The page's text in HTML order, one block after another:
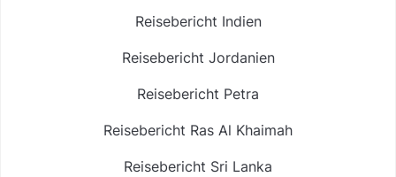
Reisebericht Indien
Reisebericht Jordanien
Reisebericht Petra
Reisebericht Ras Al Khaimah
Reisebericht Sri Lanka